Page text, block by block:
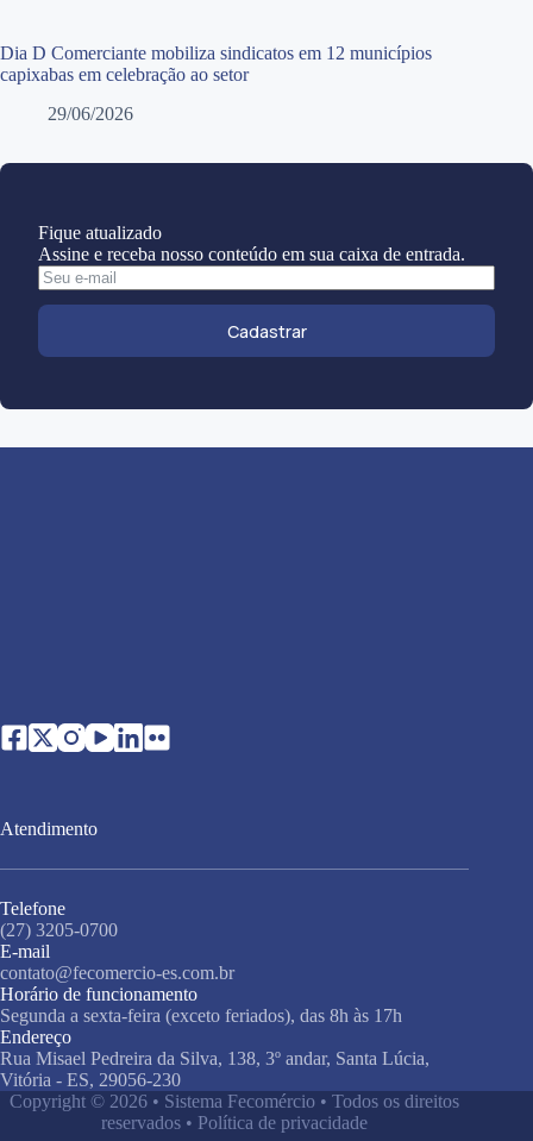
Dia D Comerciante mobiliza sindicatos em 12 municípios
capixabas em celebração ao setor
29/06/2026
Fique atualizado
Assine e receba nosso conteúdo em sua caixa de entrada.
Cadastrar
Atendimento
Telefone
(27) 3205-0700
E-mail
contato@fecomercio-es.com.br
Horário de funcionamento
Segunda a sexta-feira (exceto feriados), das 8h às 17h
Endereço
Rua Misael Pedreira da Silva, 138, 3º andar, Santa Lúcia,
Vitória - ES, 29056-230
Copyright © 2026 • Sistema Fecomércio • Todos os direitos
reservados • Política de privacidade